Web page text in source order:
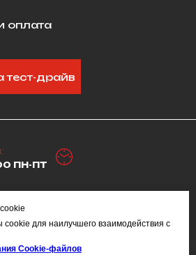
ПН-ПТ
персональных данных
ресурса являются объектами
в том числе путем
оплата
тест-драйв
для наилучшего взаимодействия с
Сookie-файлов